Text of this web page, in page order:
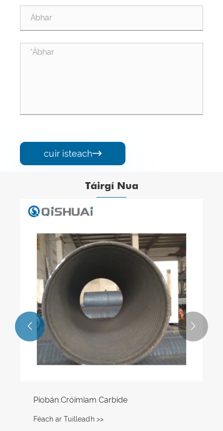
cuir isteach
Táirgí Nua
Píobán Cróimiam Carbide
Féach ar Tuilleadh >>
 